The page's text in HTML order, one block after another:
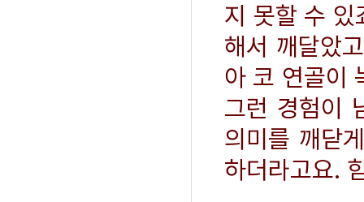
지 못할 수 있
해서 깨달았
아 코 연골이
그런 경험이
의미를 깨닫
하더라고요.